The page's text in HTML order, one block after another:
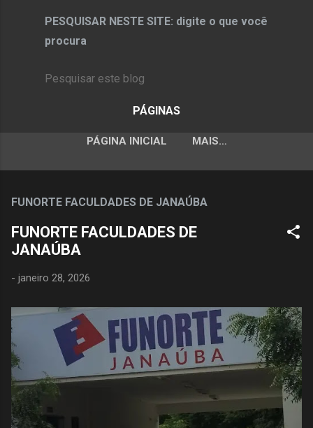
PESQUISAR NESTE SITE: digite o que você
procura
PÁGINAS
PÁGINA INICIAL MAIS…
FUNORTE FACULDADES DE JANAÚBA
FUNORTE FACULDADES DE
JANAÚBA
- janeiro 28, 2026